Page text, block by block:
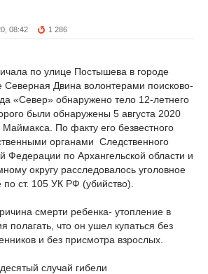
08:42 1 286
по улице Постышева в городе
Северная Двина волонтерами поисково-
«Север» обнаружено тело 12-летнего
были обнаружены 5 августа 2020
Маймакса. По факту его безвестного
органами Следственного
Федерации по Архангельской области и
округу расследовалось уголовное
ст. 105 УК РФ (убийство).
смерти ребенка- утопление в
полагать, что он ушел купаться без
и без присмотра взрослых.
случай гибели